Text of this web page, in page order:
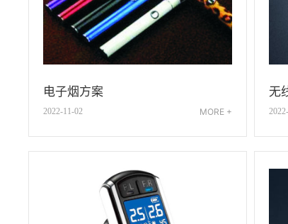
电子烟方案
2022-11-02 MORE +
无